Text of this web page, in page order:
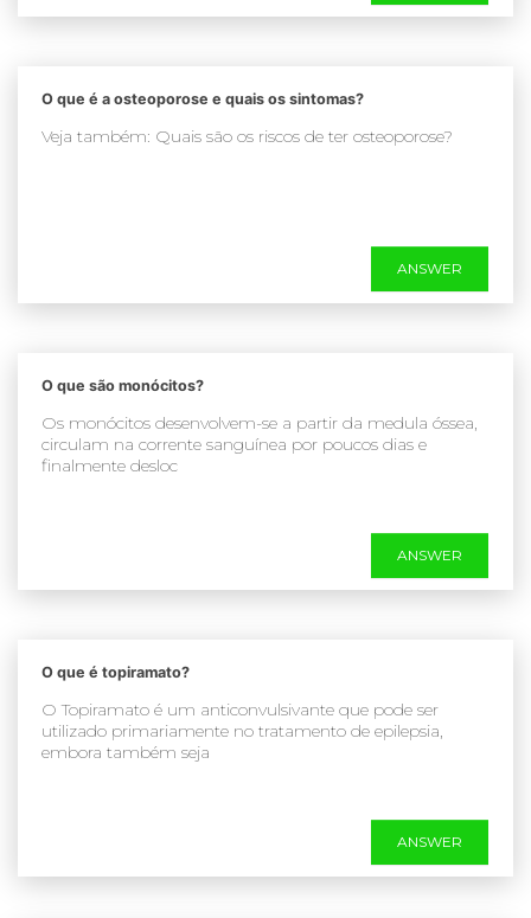
O que é a osteoporose e quais os sintomas?
Veja também: Quais são os riscos de ter osteoporose?
ANSWER
O que são monócitos?
Os monócitos desenvolvem-se a partir da medula óssea,
circulam na corrente sanguínea por poucos dias e
finalmente desloc
ANSWER
O que é topiramato?
O Topiramato é um anticonvulsivante que pode ser
utilizado primariamente no tratamento de epilepsia,
embora também seja
ANSWER